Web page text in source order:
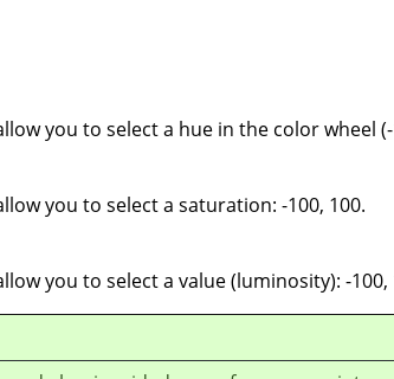
you to select a hue in the color wheel (-
you to select a saturation: -100, 100.
you to select a value (luminosity): -100,